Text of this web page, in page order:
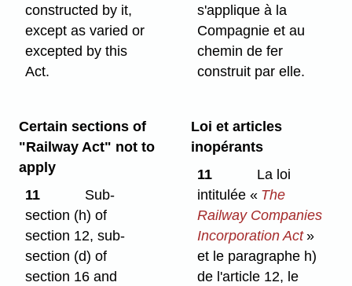
constructed by it,
except as varied or
excepted by this
Act.
s'applique à la
Compagnie et au
chemin de fer
construit par elle.
Certain sections of
"Railway Act" not to
apply
11
Sub-
section (h) of
section 12, sub-
section (d) of
section 16 and
Loi et articles
inopérants
11
La loi
intitulée « The
Railway Companies
Incorporation Act»
et le paragraphe h)
de l'article 12, le